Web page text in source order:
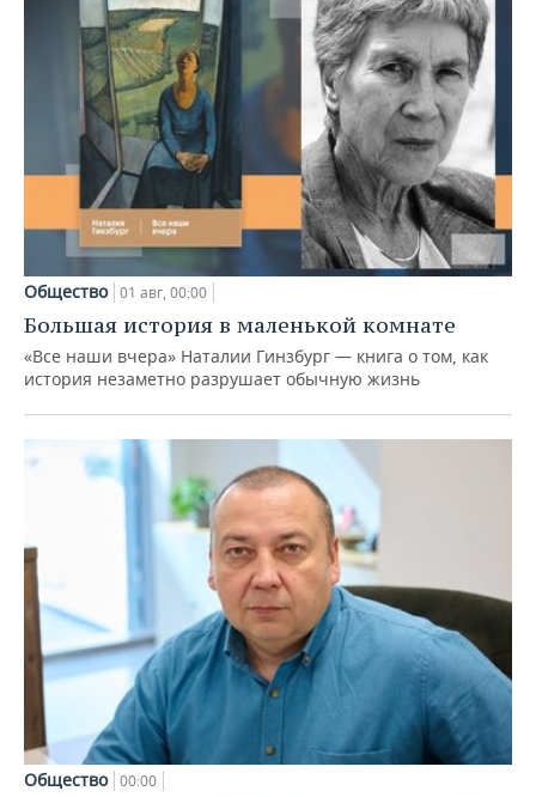
Общество 01 авг, 00:00
Большая история в маленькой комнате
«Все наши вчера» Наталии Гинзбург — книга о том, как
история незаметно разрушает обычную жизнь
Общество 00:00